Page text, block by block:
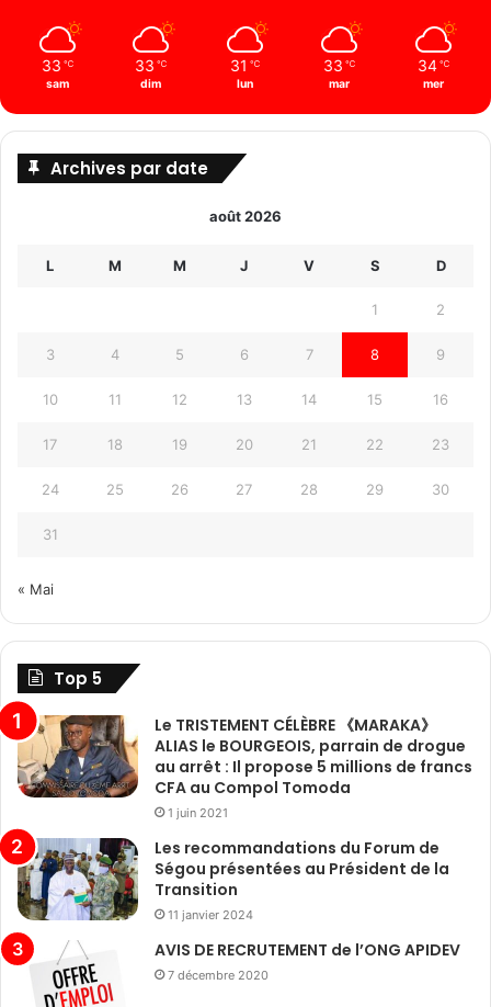
33 ℃
sam
33 ℃
dim
31 ℃
lun
33 ℃
mar
34 ℃
mer
Archives par date
août 2026
L M M J V S D
1 2
3 4 5 6 7 8 9
10 11 12 13 14 15 16
17 18 19 20 21 22 23
24 25 26 27 28 29 30
31
« Mai
Top 5
Le TRISTEMENT CÉLÈBRE 《MARAKA》
ALIAS le BOURGEOIS, parrain de drogue
au arrêt : Il propose 5 millions de francs
CFA au Compol Tomoda
1 juin 2021
Les recommandations du Forum de
Ségou présentées au Président de la
Transition
11 janvier 2024
AVIS DE RECRUTEMENT de l’ONG APIDEV
7 décembre 2020